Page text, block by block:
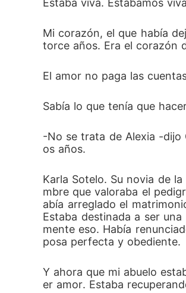
Estaba viva. Estábamos
Mi corazón, el que había
torce años. Era el corazón
El amor no paga las
Sabía lo que tenía que
-No se trata de Alexia -dijo
os años.
Karla Sotelo. Su novia de
mbre que valoraba el
abía arreglado el
Estaba destinada a ser
mente eso. Había
posa perfecta y obediente.
Y ahora que mi abuelo
er amor. Estaba